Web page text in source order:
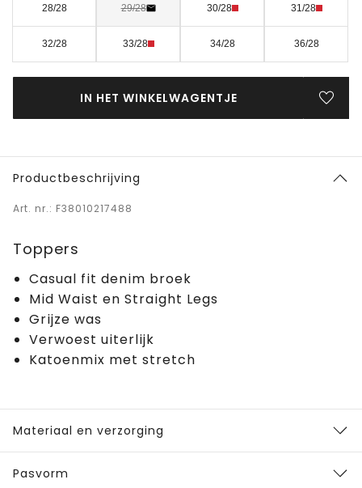
28/28 29/28 30/28 31/28
32/28 33/28 34/28 36/28
IN HET WINKELWAGENTJE
Productbeschrijving
Art. nr.: F38010217488
Toppers
Casual fit denim broek
Mid Waist en Straight Legs
Grijze was
Verwoest uiterlijk
Katoenmix met stretch
Materiaal en verzorging
Pasvorm